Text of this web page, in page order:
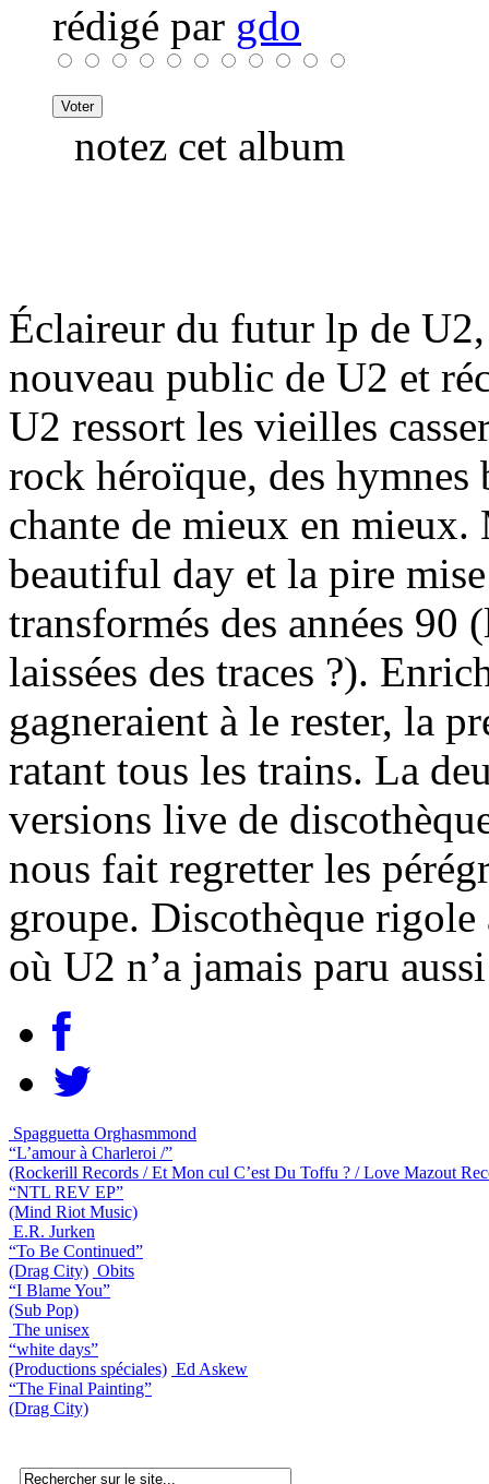
rédigé par gdo
notez cet album
Éclaireur du futur lp de
nouveau public de U2 et
U2 ressort les vieilles
rock héroïque, des
chante de mieux en mieux.
beautiful day et la pire
transformés des années 90
laissées des traces ?).
gagneraient à le rester, la
ratant tous les trains. La
versions live de
nous fait regretter les
groupe. Discothèque rigole
où U2 n’a jamais paru
Spagguetta Orghasmmond
“L’amour à Charleroi /”
(Rockerill Records / Et Mon cul C’est Du Toffu ? / Love Mazout
“NTL REV EP”
(Mind Riot Music)
E.R. Jurken
“To Be Continued”
(Drag City) Obits
“I Blame You”
(Sub Pop)
The unisex
“white days”
(Productions spéciales) Ed Askew
“The Final Painting”
(Drag City)